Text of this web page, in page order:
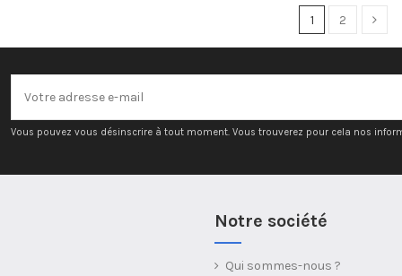
1 2
Vous pouvez vous désinscrire à tout moment. Vous trouverez pour cela nos
Notre société
Qui sommes-nous ?